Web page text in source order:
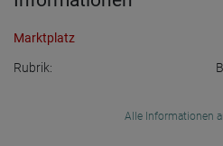
Marktplatz
Rubrik:
Alle Informationen